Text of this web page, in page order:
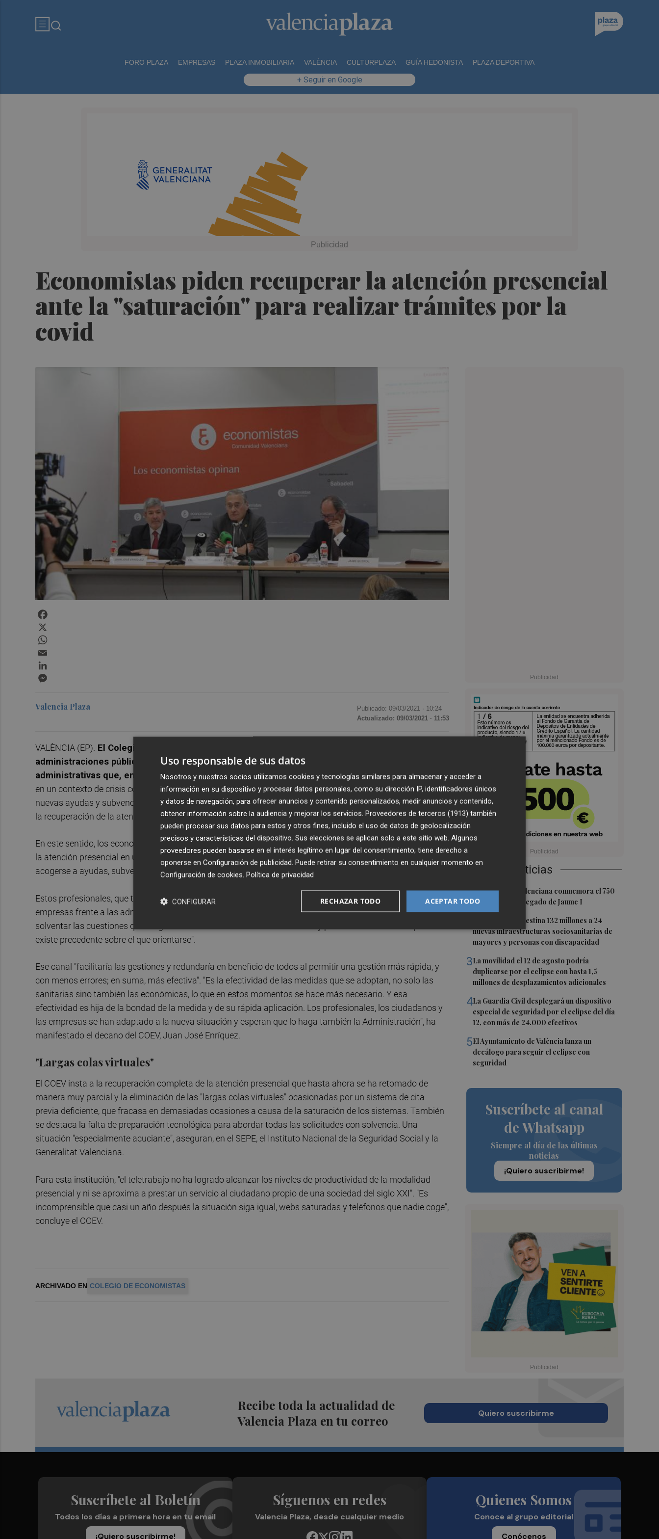
FORO PLAZA EMPRESAS PLAZA INMOBILIARIA VALÈNCIA CULTURPLAZA GUÍA HEDONISTA PLAZA DEPORTIVA
+ Seguir en Google
Economistas piden recuperar la atención presencial
ante la "saturación" para realizar trámites por la
covid
Últimas Noticias
1La Biblioteca Valenciana conmemora el 750
aniversario del legado de Jaume I
La Generalitat destina 132 millones a 24
nuevas infraestructuras sociosanitarias de
mayores y personas con discapacidad
3La movilidad el 12 de agosto podría
duplicarse por el eclipse con hasta 1,5
millones de desplazamientos adicionales
4La Guardia Civil desplegará un dispositivo
especial de seguridad por el eclipse del día
12, con más de 24.000 efectivos
5El Ayuntamiento de València lanza un
decálogo para seguir el eclipse con
seguridad
Suscríbete al canal
de Whatsapp
Siempre al día de las últimas
noticias
¡Quiero suscribirme!
Valencia Plaza Publicado: 09/03/2021 · 10:24
Actualizado: 09/03/2021 · 11:53
VALÈNCIA (EP). El Colegio de Economistas de València (COEV) critica "la inoperancia de las
administraciones públicas y su incapacidad para dar curso al aluvión de gestiones
administrativas que, en especial las empresas, deben acometer para asegurar su supervivencia"
en un contexto de crisis como el actual por la Covid. Esta situación, advierten, "complica acceder a las
nuevas ayudas y subvenciones habilitadas para la recuperación económica", por lo que la entidad reclama
la recuperación de la atención presencial.
En este sentido, los economistas valencianos aseguran que, tras un año de pandemia, "no se ha recobrado
la atención presencial en un momento vital para las empresas, que deben efectuar numerosos trámites para
acogerse a ayudas, subvenciones o Expedientes de Regulación de Empleo, entre otros".
Estos profesionales, que tienen entre sus funciones intermediar en las actuaciones de los ciudadanos y
empresas frente a las administraciones, reclaman "un cauce más directo y ágil de comunicación para
solventar las cuestiones que surgen ante la avalancha de nuevas normas y procedimientos de los que no
existe precedente sobre el que orientarse".
Ese canal "facilitaría las gestiones y redundaría en beneficio de todos al permitir una gestión más rápida, y
con menos errores; en suma, más efectiva". "Es la efectividad de las medidas que se adoptan, no solo las
sanitarias sino también las económicas, lo que en estos momentos se hace más necesario. Y esa
efectividad es hija de la bondad de la medida y de su rápida aplicación. Los profesionales, los ciudadanos y
las empresas se han adaptado a la nueva situación y esperan que lo haga también la Administración", ha
manifestado el decano del COEV, Juan José Enríquez.
"Largas colas virtuales"
El COEV insta a la recuperación completa de la atención presencial que hasta ahora se ha retomado de
manera muy parcial y la eliminación de las "largas colas virtuales" ocasionadas por un sistema de cita
previa deficiente, que fracasa en demasiadas ocasiones a causa de la saturación de los sistemas. También
se destaca la falta de preparación tecnológica para abordar todas las solicitudes con solvencia. Una
situación "especialmente acuciante", aseguran, en el SEPE, el Instituto Nacional de la Seguridad Social y la
Generalitat Valenciana.
Para esta institución, "el teletrabajo no ha logrado alcanzar los niveles de productividad de la modalidad
presencial y ni se aproxima a prestar un servicio al ciudadano propio de una sociedad del siglo XXI". "Es
incomprensible que casi un año después la situación siga igual, webs saturadas y teléfonos que nadie coge",
concluye el COEV.
ARCHIVADO EN COLEGIO DE ECONOMISTAS
Recibe toda la actualidad de
Valencia Plaza en tu correo
Quiero suscribirme
Suscríbete al Boletín
Todos los días a primera hora en tu email
¡Quiero suscribirme!
Síguenos en redes
Valencia Plaza, desde cualquier medio
Quienes Somos
Conoce al grupo editorial
Conócenos
Uso responsable de sus datos
Nosotros y nuestros socios utilizamos cookies y tecnologías similares para almacenar y acceder a
información en su dispositivo y procesar datos personales, como su dirección IP, identificadores únicos
y datos de navegación, para ofrecer anuncios y contenido personalizados, medir anuncios y contenido,
obtener información sobre la audiencia y mejorar los servicios. Proveedores de terceros (1913) también
pueden procesar sus datos para estos y otros fines, incluido el uso de datos de geolocalización
precisos y características del dispositivo. Sus elecciones se aplican solo a este sitio web. Algunos
proveedores pueden basarse en el interés legítimo en lugar del consentimiento; tiene derecho a
oponerse en Configuración de publicidad. Puede retirar su consentimiento en cualquier momento en
Configuración de cookies. Política de privacidad
ACEPTAR TODO
RECHAZAR TODO
CONFIGURAR